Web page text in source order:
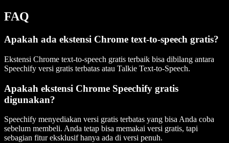
FAQ
Apakah ada ekstensi Chrome text-to-speech gratis?
Ekstensi Chrome text-to-speech gratis terbaik bisa dibilang antara
Speechify versi gratis terbatas atau Talkie Text-to-Speech.
Apakah ekstensi Chrome Speechify gratis
digunakan?
Speechify menyediakan versi gratis terbatas yang bisa Anda coba
sebelum membeli. Anda tetap bisa memakai versi gratis, tapi
sebagian fitur eksklusif hanya ada di versi penuh.